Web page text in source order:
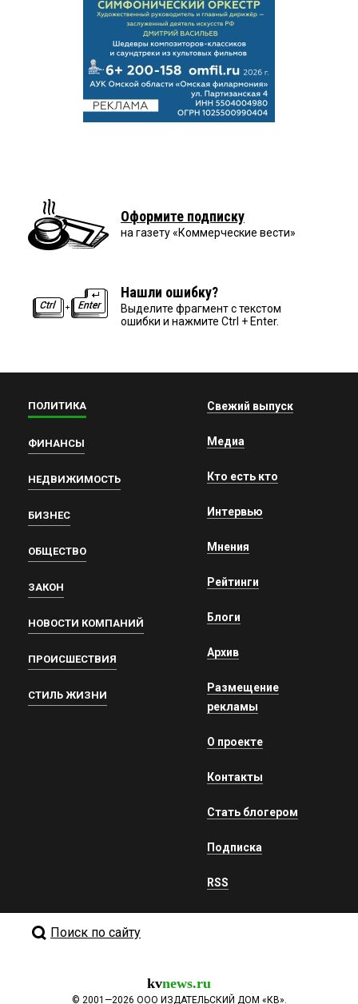
Оформите подписку
на газету «Коммерческие вести»
Нашли ошибку?
Выделите фрагмент с текстом
ошибки и нажмите Ctrl + Enter.
ПОЛИТИКА
ФИНАНСЫ
НЕДВИЖИМОСТЬ
БИЗНЕС
ОБЩЕСТВО
ЗАКОН
НОВОСТИ КОМПАНИЙ
ПРОИСШЕСТВИЯ
СТИЛЬ ЖИЗНИ
Свежий выпуск
Медиа
Кто есть кто
Интервью
Мнения
Рейтинги
Блоги
Архив
Размещение
рекламы
О проекте
Контакты
Стать блогером
Подписка
RSS
Поиск по сайту
kvnews.ru
© 2001—2026 ООО ИЗДАТЕЛЬСКИЙ ДОМ «КВ».